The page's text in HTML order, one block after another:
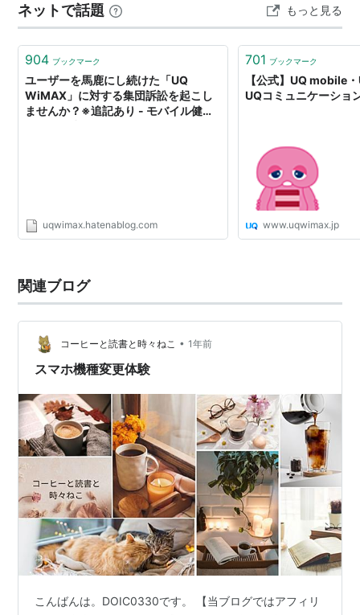
離れられません。 今使ってるSE2が間もなく4年となり、
バッテリーも86%とギリなんで、MNPして安い端…
ネットで話題 もっと見る
904 ブックマーク
ユーザーを馬鹿にし続けた「UQ
WiMAX」に対する集団訴訟を起こし
ませんか？※追記あり - モバイル健全
uqwimax.hatenablog.com
701 ブックマーク
【公式】UQ mobile
UQコミュニケーショ
www.uqwimax.jp
関連ブログ
コーヒーと読書と時々ねこ • 1年前
スマホ機種変更体験
こんばんは。DOIC0330です。 【当ブログではアフィリ